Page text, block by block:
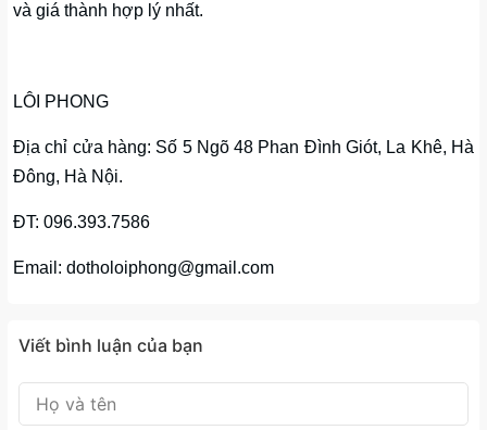
và giá thành hợp lý nhất.
LÔI PHONG
Địa chỉ cửa hàng: Số 5 Ngõ 48 Phan Đình Giót, La Khê, Hà
Đông, Hà Nội.
ĐT: 096.393.7586
Email: dotholoiphong@gmail.com
Viết bình luận của bạn